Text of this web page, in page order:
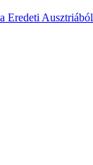
Eredeti Ausztriából